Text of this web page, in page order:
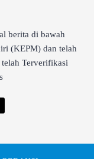
berita di bawah
(KEPM) dan telah
Terverifikasi